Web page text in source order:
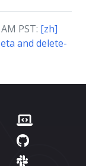
PST: [zh]
and delete-